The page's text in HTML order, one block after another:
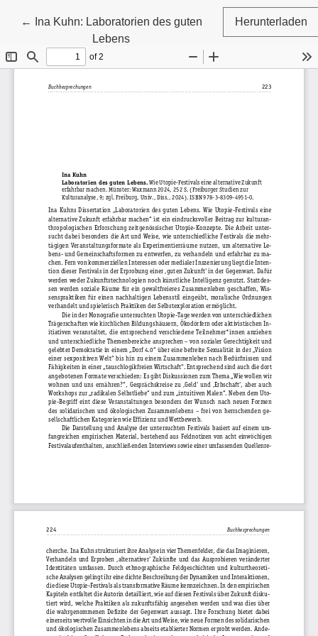
← Zu Artikeldetails zurückkehren
Ina Kuhn: Laboratorien des guten
Lebens
Herunterladen